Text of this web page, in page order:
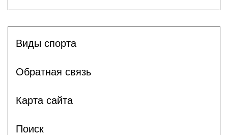
Виды спорта
Обратная связь
Карта сайта
Поиск